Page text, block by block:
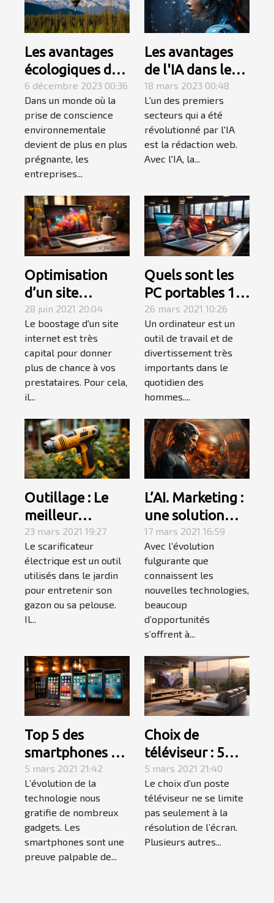
Les avantages
écologiques des
ballons
publicitaires
réutilisables
6 décembre 2023 00:36
Dans un monde où la
prise de conscience
environnementale
devient de plus en plus
prégnante, les
entreprises...
Les avantages
de l'IA dans le
domaine de la
rédaction web
18 mars 2023 00:48
L'un des premiers
secteurs qui a été
révolutionné par l'IA
est la rédaction web.
Avec l'IA, la...
Optimisation
d’un site
internet : ce
qu’il faut
apprendre!
28 juin 2021 20:04
Le boostage d'un site
internet est très
capital pour donner
plus de chance à vos
prestataires. Pour cela,
il...
Quels sont les
PC portables 13
pouces en solde
en 2021 ?
26 mars 2021 10:26
Un ordinateur est un
outil de travail et de
divertissement très
importants dans le
quotidien des
hommes....
Outillage : Le
meilleur
sacrificateur
électrique pour
votre jardin
23 mars 2021 19:27
Le scarificateur
électrique est un outil
utilisés dans le jardin
pour entretenir son
gazon ou sa pelouse.
Il...
L’AI. Marketing :
une solution
pour augmenter
votre chiffre
d’affaires cette
année !
17 mars 2021 16:59
Avec l’évolution
fulgurante que
connaissent les
nouvelles technologies,
beaucoup
d’opportunités
s’offrent à...
Top 5 des
smartphones à
absolument
acheter
5 mars 2021 21:42
L’évolution de la
technologie nous
gratifie de nombreux
gadgets. Les
smartphones sont une
preuve palpable de...
Choix de
téléviseur : 5
caractéristiques
à prendre en
considération
5 mars 2021 21:40
Le choix d’un poste
téléviseur ne se limite
pas seulement à la
résolution de l’écran.
Plusieurs autres...